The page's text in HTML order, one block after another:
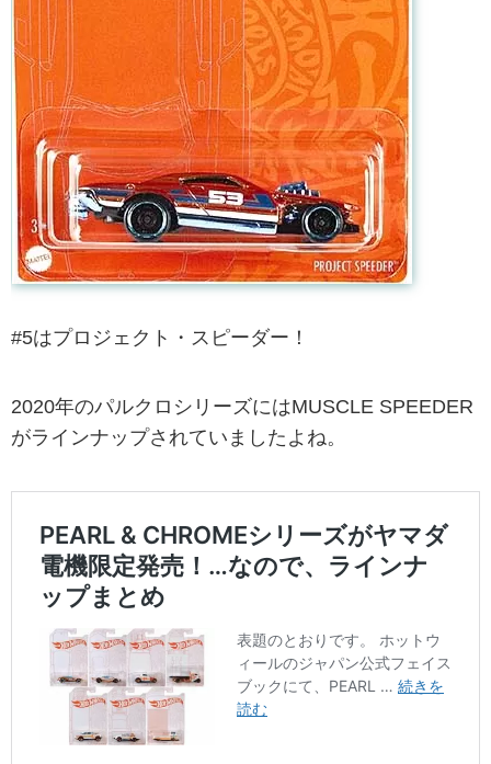
#5はプロジェクト・スピーダー！
2020年のパルクロシリーズにはMUSCLE SPEEDER
がラインナップされていましたよね。